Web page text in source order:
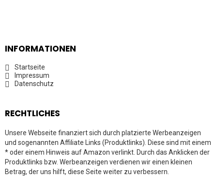
INFORMATIONEN
Startseite
Impressum
Datenschutz
RECHTLICHES
Unsere Webseite finanziert sich durch platzierte Werbeanzeigen
und sogenannten Affiliate Links (Produktlinks). Diese sind mit einem
* oder einem Hinweis auf Amazon verlinkt. Durch das Anklicken der
Produktlinks bzw. Werbeanzeigen verdienen wir einen kleinen
Betrag, der uns hilft, diese Seite weiter zu verbessern.